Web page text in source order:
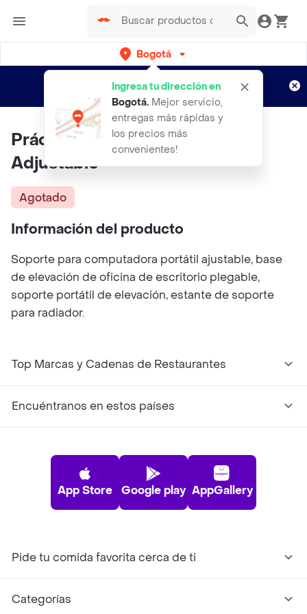
Bogotá
Ingresa tu dirección en
Bogotá. Mejor servicio,
entregas más rápidas y
los precios más
convenientes!
envíos gratis por semanas
Aplican TyC
Práctica Base - Laptop Stand
Adjustable
Agotado
Información del producto
Soporte para computadora portátil ajustable, base
de elevación de oficina de escritorio plegable,
soporte portátil de elevación, estante de soporte
para radiador.
Top Marcas y Cadenas de Restaurantes
Encuéntranos en estos países
App Store Google play AppGallery
Pide tu comida favorita cerca de ti
Categorías